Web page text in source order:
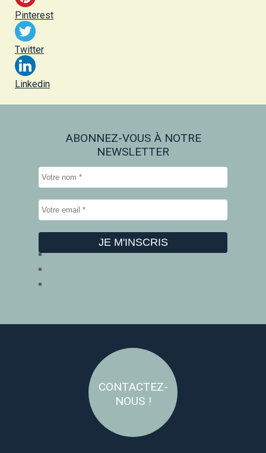
Pinterest
Twitter
Linkedin
ABONNEZ-VOUS À NOTRE
NEWSLETTER
CONTACTEZ-
NOUS !